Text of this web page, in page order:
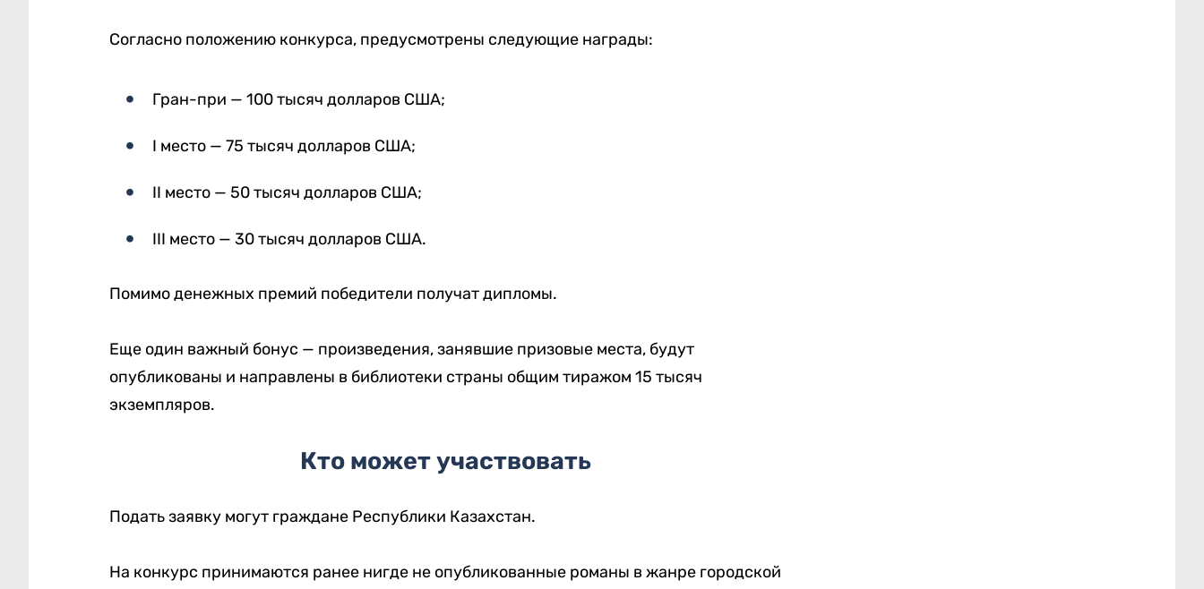
Согласно положению конкурса, предусмотрены следующие награды:
Гран-при — 100 тысяч долларов США;
I место — 75 тысяч долларов США;
II место — 50 тысяч долларов США;
III место — 30 тысяч долларов США.
Помимо денежных премий победители получат дипломы.
Еще один важный бонус — произведения, занявшие призовые места, будут
опубликованы и направлены в библиотеки страны общим тиражом 15 тысяч
экземпляров.
Кто может участвовать
Подать заявку могут граждане Республики Казахстан.
На конкурс принимаются ранее нигде не опубликованные романы в жанре городской